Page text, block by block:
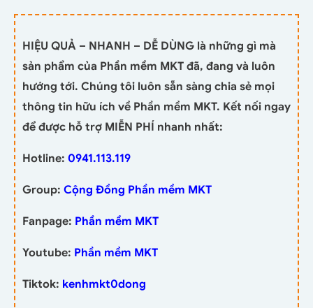
HIỆU QUẢ – NHANH – DỄ DÙNG là những gì mà
sản phẩm của Phần mềm MKT đã, đang và luôn
hướng tới. Chúng tôi luôn sẵn sàng chia sẻ mọi
thông tin hữu ích về Phần mềm MKT. Kết nối ngay
để được hỗ trợ MIỄN PHÍ nhanh nhất:
Hotline: 0941.113.119
Group: Cộng Đồng Phần mềm MKT
Fanpage: Phần mềm MKT
Youtube: Phần mềm MKT
Tiktok: kenhmkt0dong